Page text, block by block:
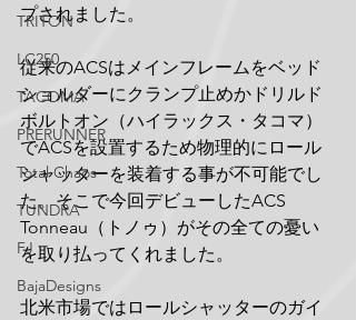
TRITON
LC250
TACOMA
PRERUNNER
Total Chaos
TUNDRA
FJ
BajaDesigns
プされました。
従来のACSはメインフレームをベッド
ショルダーにクランプ止めかドリルド
ボルトオン（ハイラックス・タコマ）
でACSを設置するため物理的にロール
シャッターを装着する事が不可能でし
た。そこで今回デビューしたACS
Tonneau（トノゥ）がその全ての憂い
を取り払ってくれました。
北米市場ではロールシャッターのガイ